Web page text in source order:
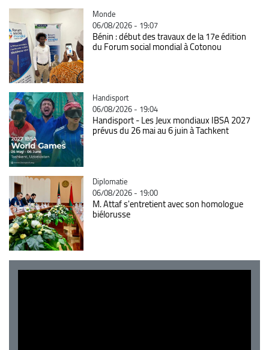
Catégorie
Monde
06/08/2026 - 19:07
Bénin : début des travaux de la 17e édition
du Forum social mondial à Cotonou
Catégorie
Handisport
06/08/2026 - 19:04
Handisport - Les Jeux mondiaux IBSA 2027
prévus du 26 mai au 6 juin à Tachkent
Catégorie
Diplomatie
06/08/2026 - 19:00
M. Attaf s'entretient avec son homologue
biélorusse